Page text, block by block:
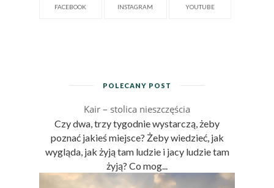
FACEBOOK INSTAGRAM YOUTUBE
POLECANY POST
Kair – stolica nieszczęścia
Czy dwa, trzy tygodnie wystarczą, żeby
poznać jakieś miejsce? Żeby wiedzieć, jak
wygląda, jak żyją tam ludzie i jacy ludzie tam
żyją? Co mog...